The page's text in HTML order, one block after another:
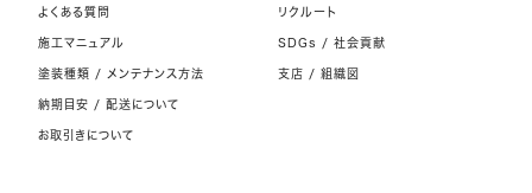
よくある質問
施工マニュアル
塗装種類 / メンテナンス方法
納期目安 / 配送について
お取引きについて
リクルート
SDGs / 社会貢献
支店 / 組織図